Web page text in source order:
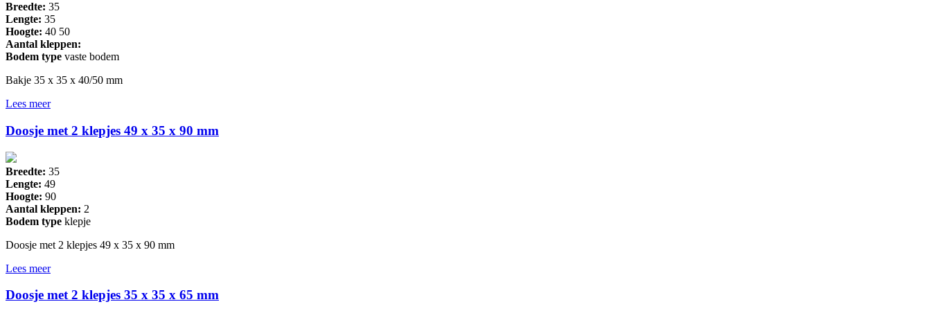
Breedte: 35
Lengte: 35
Hoogte: 40 50
Aantal kleppen:
Bodem type vaste bodem
Bakje 35 x 35 x 40/50 mm
Lees meer
Doosje met 2 klepjes 49 x 35 x 90 mm
Breedte: 35
Lengte: 49
Hoogte: 90
Aantal kleppen: 2
Bodem type klepje
Doosje met 2 klepjes 49 x 35 x 90 mm
Lees meer
Doosje met 2 klepjes 35 x 35 x 65 mm